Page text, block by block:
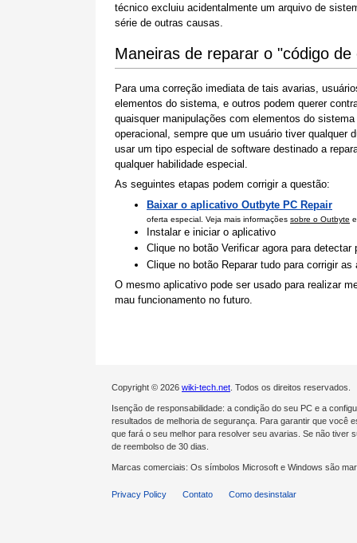
técnico excluiu acidentalmente um arquivo de
série de outras causas.
Maneiras de reparar o "código
Para uma correção imediata de tais avarias,
elementos do sistema, e outros podem querer
quaisquer manipulações com elementos do
operacional, sempre que um usuário tiver qualquer
usar um tipo especial de software destinado a
qualquer habilidade especial.
As seguintes etapas podem corrigir a questão:
Baixar o aplicativo Outbyte PC Repair
oferta especial. Veja mais informações sobre o Outbyte
Instalar e iniciar o aplicativo
Clique no botão Verificar agora para
Clique no botão Reparar tudo para corrigir
O mesmo aplicativo pode ser usado para realizar
mau funcionamento no futuro.
Copyright © 2026 wiki-tech.net . Todos os direitos reservados.
Isenção de responsabilidade: a condição do seu PC e a
resultados de melhoria de segurança. Para garantir que você
que fará o seu melhor para resolver seu avarias. Se não tiver
de reembolso de 30 dias.
Marcas comerciais: Os símbolos Microsoft e Windows são
Privacy Policy Contato Como desinstalar